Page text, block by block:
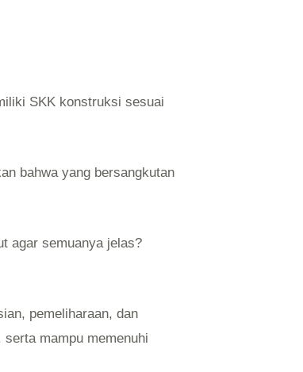
SKK konstruksi sesuai
bahwa yang bersangkutan
agar semuanya jelas?
pemeliharaan, dan
mampu memenuhi